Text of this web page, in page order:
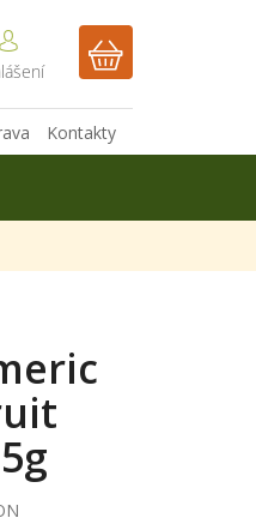
NÁKUPNÍ
Kontakty